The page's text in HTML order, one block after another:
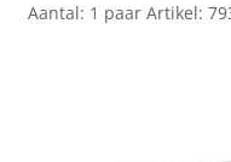
Aantal: 1 paar Artikel: